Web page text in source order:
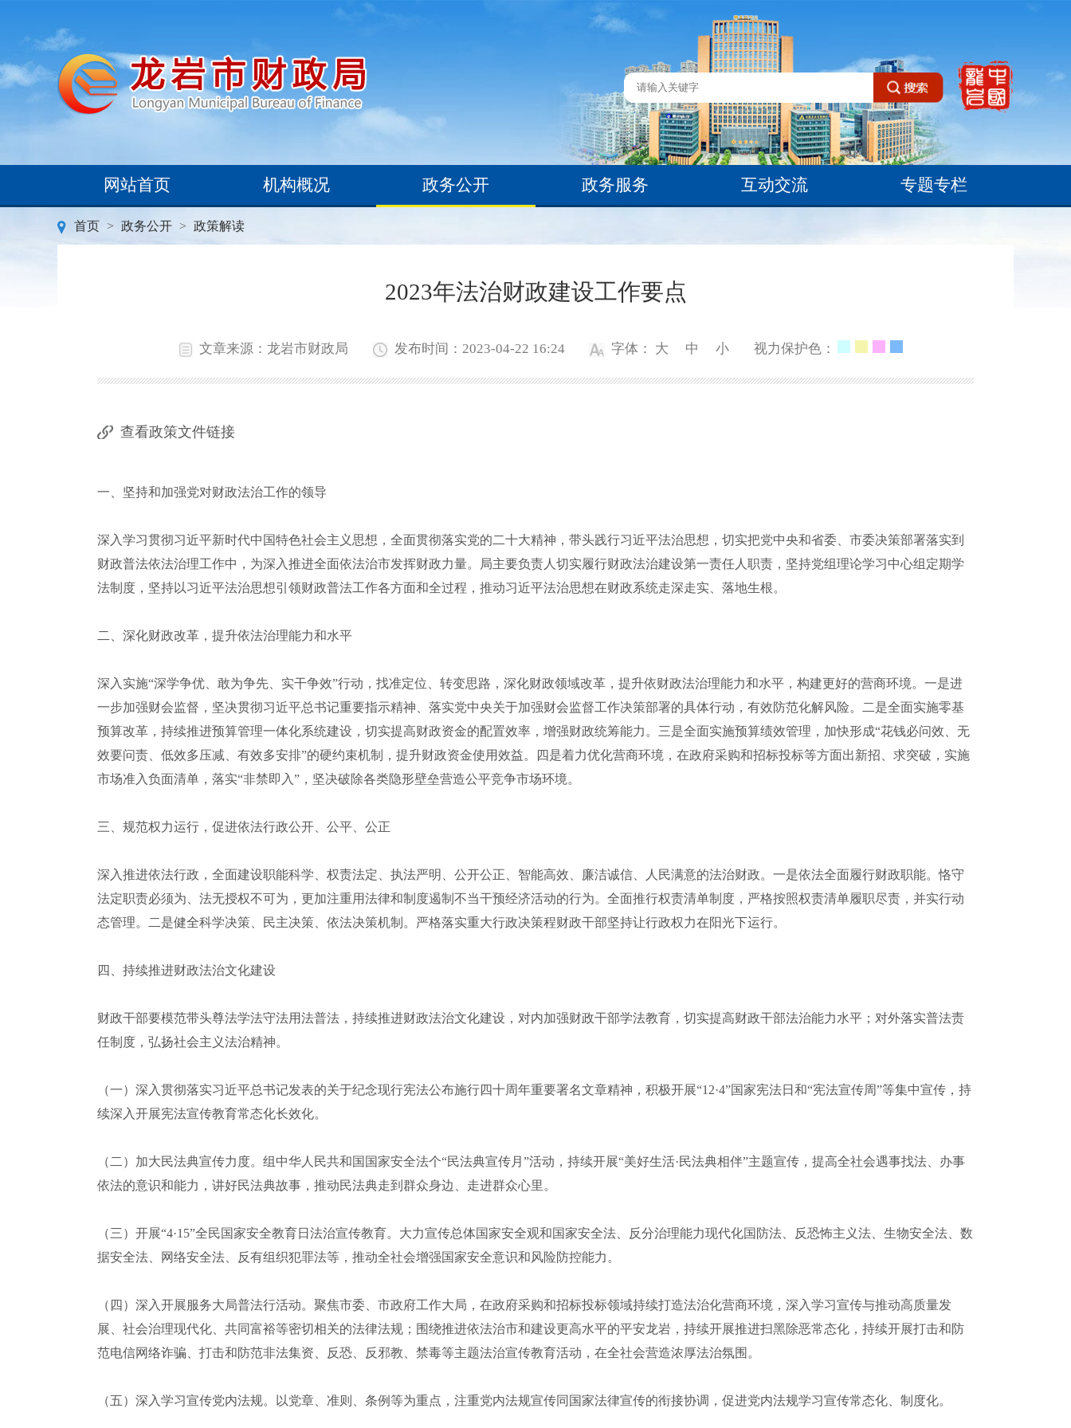
网站首页 机构概况 政务公开 政务服务 互动交流 专题专栏
首页 > 政务公开 > 政策解读
2023年法治财政建设工作要点
文章来源：龙岩市财政局 发布时间：2023-04-22 16:24 字体： 大 中 小 视力保护色：
查看政策文件链接
一、坚持和加强党对财政法治工作的领导
深入学习贯彻习近平新时代中国特色社会主义思想，全面贯彻落实党的二十大精神，带头践行习近平法治思想，切实把党中央和省委、市委决策部署落实到
财政普法依法治理工作中，为深入推进全面依法治市发挥财政力量。局主要负责人切实履行财政法治建设第一责任人职责，坚持党组理论学习中心组定期学
法制度，坚持以习近平法治思想引领财政普法工作各方面和全过程，推动习近平法治思想在财政系统走深走实、落地生根。
二、深化财政改革，提升依法治理能力和水平
深入实施“深学争优、敢为争先、实干争效”行动，找准定位、转变思路，深化财政领域改革，提升依财政法治理能力和水平，构建更好的营商环境。一是进
一步加强财会监督，坚决贯彻习近平总书记重要指示精神、落实党中央关于加强财会监督工作决策部署的具体行动，有效防范化解风险。二是全面实施零基
预算改革，持续推进预算管理一体化系统建设，切实提高财政资金的配置效率，增强财政统筹能力。三是全面实施预算绩效管理，加快形成“花钱必问效、无
效要问责、低效多压减、有效多安排”的硬约束机制，提升财政资金使用效益。四是着力优化营商环境，在政府采购和招标投标等方面出新招、求突破，实施
市场准入负面清单，落实“非禁即入”，坚决破除各类隐形壁垒营造公平竞争市场环境。
三、规范权力运行，促进依法行政公开、公平、公正
深入推进依法行政，全面建设职能科学、权责法定、执法严明、公开公正、智能高效、廉洁诚信、人民满意的法治财政。一是依法全面履行财政职能。恪守
法定职责必须为、法无授权不可为，更加注重用法律和制度遏制不当干预经济活动的行为。全面推行权责清单制度，严格按照权责清单履职尽责，并实行动
态管理。二是健全科学决策、民主决策、依法决策机制。严格落实重大行政决策程财政干部坚持让行政权力在阳光下运行。
四、持续推进财政法治文化建设
财政干部要模范带头尊法学法守法用法普法，持续推进财政法治文化建设，对内加强财政干部学法教育，切实提高财政干部法治能力水平；对外落实普法责
任制度，弘扬社会主义法治精神。
（一）深入贯彻落实习近平总书记发表的关于纪念现行宪法公布施行四十周年重要署名文章精神，积极开展“12·4”国家宪法日和“宪法宣传周”等集中宣传，持
续深入开展宪法宣传教育常态化长效化。
（二）加大民法典宣传力度。组中华人民共和国国家安全法个“民法典宣传月”活动，持续开展“美好生活·民法典相伴”主题宣传，提高全社会遇事找法、办事
依法的意识和能力，讲好民法典故事，推动民法典走到群众身边、走进群众心里。
（三）开展“4·15”全民国家安全教育日法治宣传教育。大力宣传总体国家安全观和国家安全法、反分治理能力现代化国防法、反恐怖主义法、生物安全法、数
据安全法、网络安全法、反有组织犯罪法等，推动全社会增强国家安全意识和风险防控能力。
（四）深入开展服务大局普法行活动。聚焦市委、市政府工作大局，在政府采购和招标投标领域持续打造法治化营商环境，深入学习宣传与推动高质量发
展、社会治理现代化、共同富裕等密切相关的法律法规；围绕推进依法治市和建设更高水平的平安龙岩，持续开展推进扫黑除恶常态化，持续开展打击和防
范电信网络诈骗、打击和防范非法集资、反恐、反邪教、禁毒等主题法治宣传教育活动，在全社会营造浓厚法治氛围。
（五）深入学习宣传党内法规。以党章、准则、条例等为重点，注重党内法规宣传同国家法律宣传的衔接协调，促进党内法规学习宣传常态化、制度化。